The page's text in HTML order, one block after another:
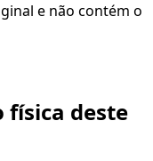
e não contém o
física deste